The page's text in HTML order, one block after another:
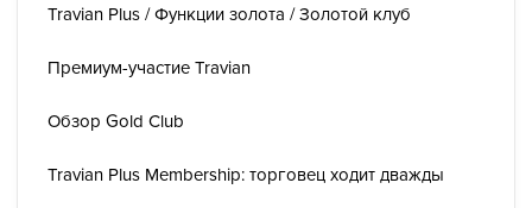
Travian Plus / Функции золота / Золотой клуб
Премиум-участие Travian
Обзор Gold Club
Travian Plus Membership: торговец ходит дважды